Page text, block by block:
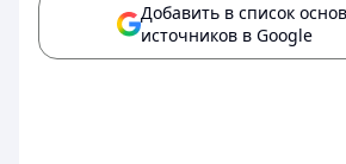
Добавить в список
источников в Google